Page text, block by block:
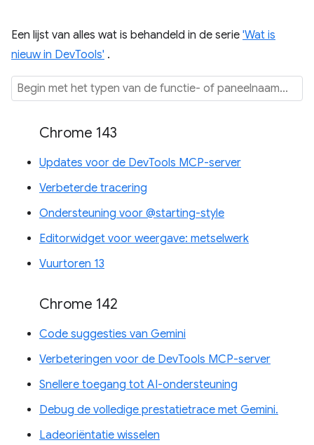
Een lijst van alles wat is behandeld in de serie 'Wat is
nieuw in DevTools' .
Chrome 143
Updates voor de DevTools MCP-server
Verbeterde tracering
Ondersteuning voor @starting-style
Editorwidget voor weergave: metselwerk
Vuurtoren 13
Chrome 142
Code suggesties van Gemini
Verbeteringen voor de DevTools MCP-server
Snellere toegang tot AI-ondersteuning
Debug de volledige prestatietrace met Gemini.
Ladeoriëntatie wisselen